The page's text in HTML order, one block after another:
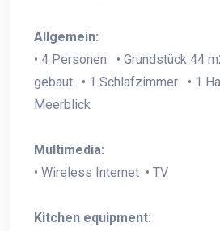
Allgemein:
• 4 Personen • Grundstück 44
gebaut. • 1 Schlafzimmer • 1
Meerblick
Multimedia:
• Wireless Internet • TV
Kitchen equipment: